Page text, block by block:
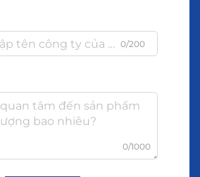
0/200
0/1000